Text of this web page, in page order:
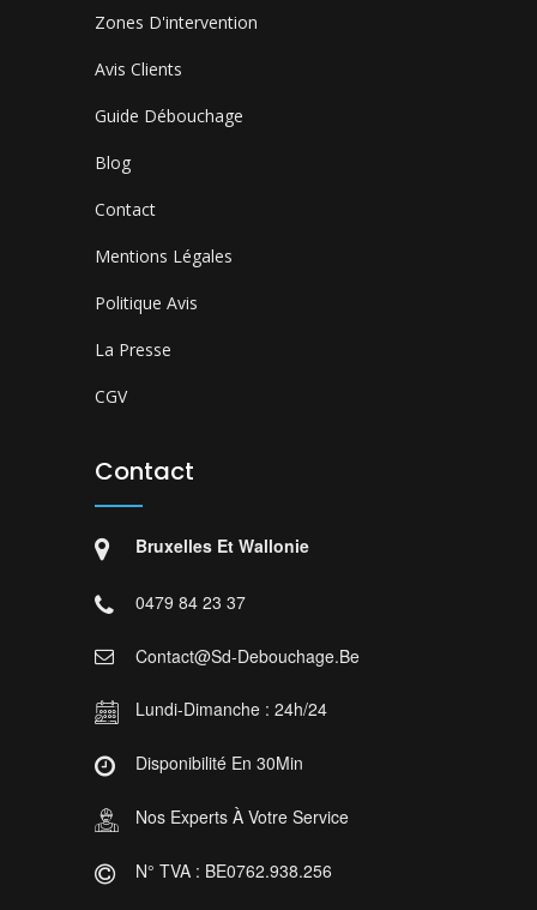
Zones D'intervention
Avis Clients
Guide Débouchage
Blog
Contact
Mentions Légales
Politique Avis
La Presse
CGV
Contact
Bruxelles Et Wallonie
0479 84 23 37
Contact@sd-Debouchage.be
Lundi-Dimanche : 24h/24
Disponibilité En 30Min
Nos Experts À Votre Service
N° TVA : BE0762.938.256